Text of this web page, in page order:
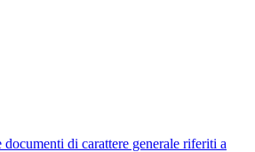
documenti di carattere generale riferiti a